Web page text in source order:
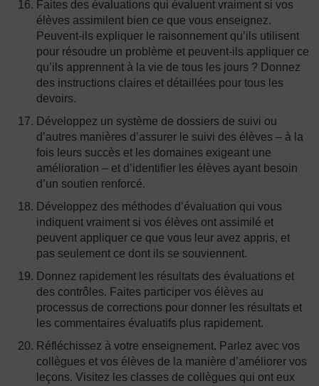
Faites des évaluations qui évaluent vraiment si vos
élèves assimilent bien ce que vous enseignez.
Peuvent-ils expliquer le raisonnement qu’ils utilisent
pour résoudre un problème et peuvent-ils appliquer ce
qu’ils apprennent à la vie de tous les jours ? Donnez
des instructions claires et détaillées pour tous les
devoirs.
Développez un système de dossiers de suivi ou
d’autres manières d’assurer le suivi des élèves – à la
fois leurs succès et les domaines exigeant une
amélioration – et d’identifier les élèves ayant besoin
d’un soutien renforcé.
Développez des méthodes d’évaluation qui vous
indiquent vraiment si vos élèves ont assimilé et
peuvent appliquer ce que vous leur avez appris, et
pas seulement ce dont ils se souviennent.
Donnez rapidement les résultats des évaluations et
des contrôles. Faites participer vos élèves au
processus de corrections pour donner les résultats et
les commentaires évaluatifs plus rapidement.
Réfléchissez à votre enseignement. Parlez avec vos
collègues et vos élèves de la manière d’améliorer vos
leçons. Visitez les classes de collègues qui ont eux